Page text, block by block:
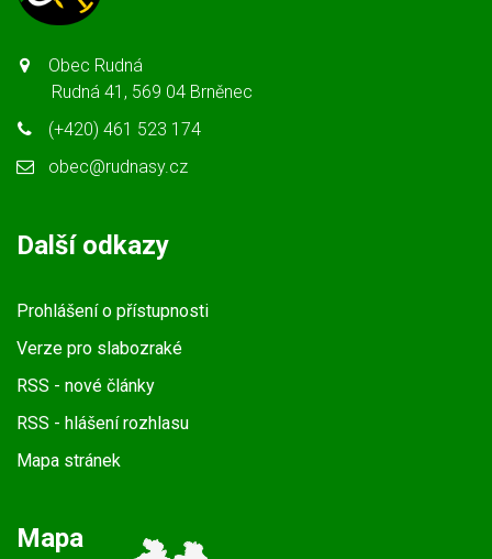
Obec Rudná
Rudná 41, 569 04 Brněnec
(+420) 461 523 174
obec@rudnasy.cz
Další odkazy
Prohlášení o přístupnosti
Verze pro slabozraké
RSS - nové články
RSS - hlášení rozhlasu
Mapa stránek
Mapa